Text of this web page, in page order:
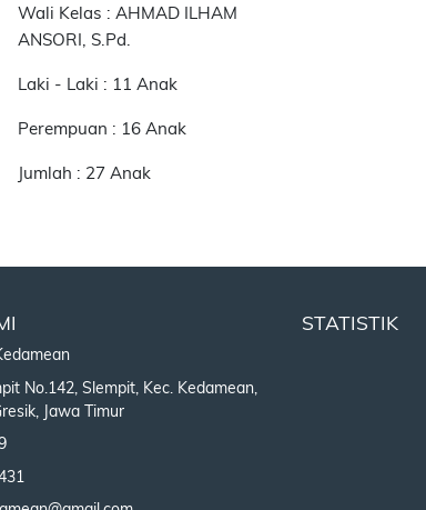
Wali Kelas : AHMAD ILHAM
ANSORI, S.Pd.
Laki - Laki : 11 Anak
Perempuan : 16 Anak
Jumlah : 27 Anak
No.142, Slempit, Kec. Kedamean,
Jawa Timur
STATISTIK